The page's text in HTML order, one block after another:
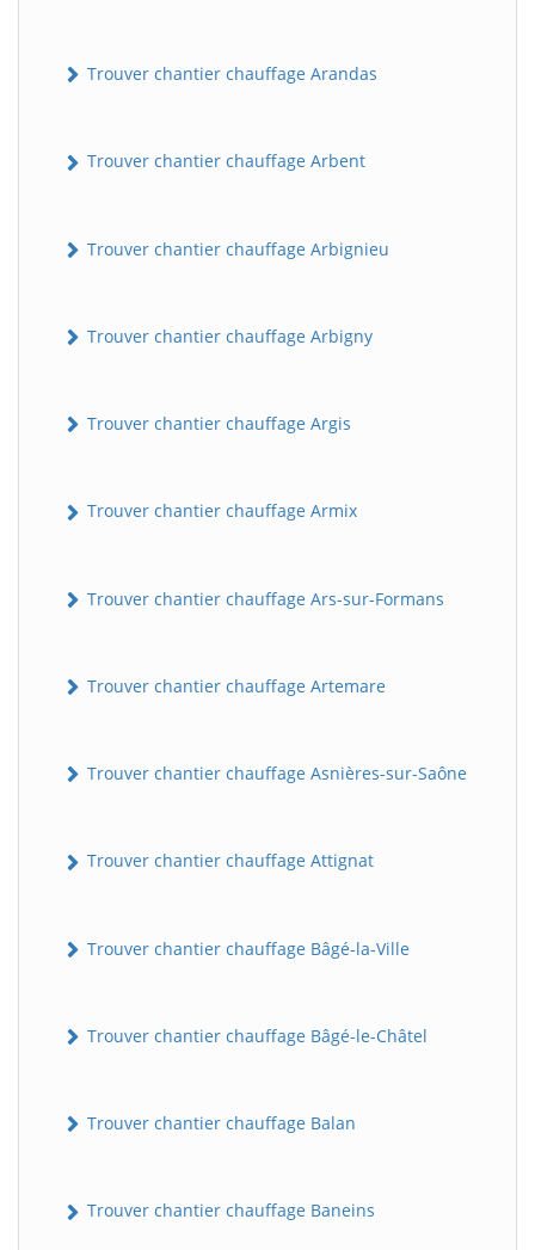
Trouver chantier chauffage Arandas
Trouver chantier chauffage Arbent
Trouver chantier chauffage Arbignieu
Trouver chantier chauffage Arbigny
Trouver chantier chauffage Argis
Trouver chantier chauffage Armix
Trouver chantier chauffage Ars-sur-Formans
Trouver chantier chauffage Artemare
Trouver chantier chauffage Asnières-sur-Saône
Trouver chantier chauffage Attignat
Trouver chantier chauffage Bâgé-la-Ville
Trouver chantier chauffage Bâgé-le-Châtel
Trouver chantier chauffage Balan
Trouver chantier chauffage Baneins